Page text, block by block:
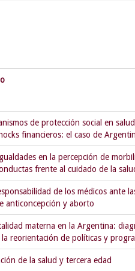
de protección social en
financieros: el caso de
en la percepción de
frente al cuidado de la
de los médicos ante
anticoncepción y aborto
materna en la Argentina:
la reorientación de políticas y
de la salud y tercera edad